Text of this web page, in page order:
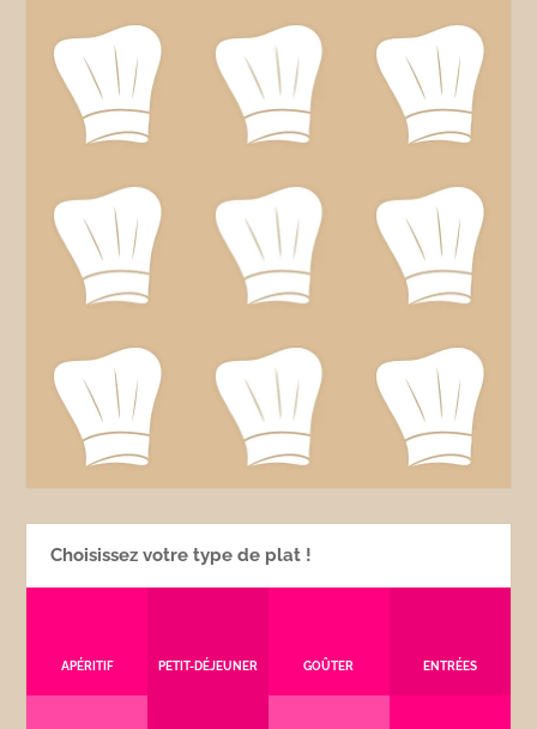
Choisissez votre type de plat !
APÉRITIF PETIT-DÉJEUNER GOÛTER ENTRÉES